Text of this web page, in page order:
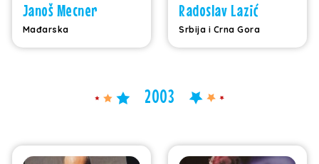
Janoš Mecner
Mađarska
Radoslav Lazić
Srbija i Crna Gora
2003